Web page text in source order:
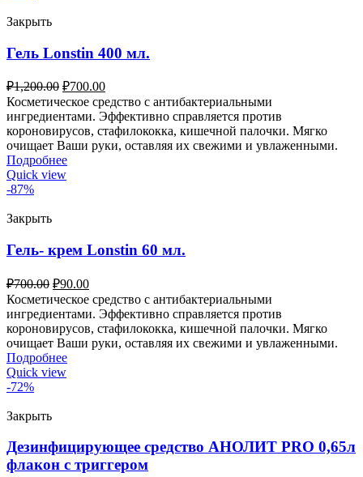
Закрыть
Гель Lonstin 400 мл.
₽1,200.00 ₽700.00
Косметическое средство с антибактериальными
ингредиентами. Эффективно справляется против
короновирусов, стафилококка, кишечной палочки. Мягко
очищает Ваши руки, оставляя их свежими и увлаженными.
Подробнее
Quick view
-87%
Закрыть
Гель- крем Lonstin 60 мл.
₽700.00 ₽90.00
Косметическое средство с антибактериальными
ингредиентами. Эффективно справляется против
короновирусов, стафилококка, кишечной палочки. Мягко
очищает Ваши руки, оставляя их свежими и увлаженными.
Подробнее
Quick view
-72%
Закрыть
Дезинфицирующее средство АНОЛИТ PRO 0,65л
флакон с триггером